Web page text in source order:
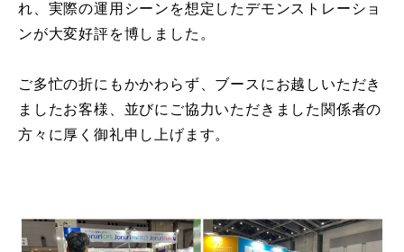
れ、実際の運用シーンを想定したデモンストレーショ
ンが大変好評を博しました。
ご多忙の折にもかかわらず、ブースにお越しいただき
ましたお客様、並びにご協力いただきました関係者の
方々に厚く御礼申し上げます。